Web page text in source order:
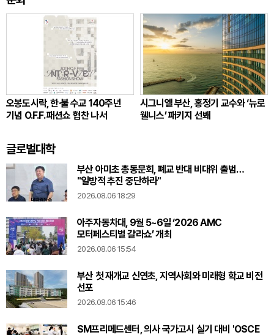
오봉도시락, 한·불 수교 140주년
기념 O.F.F. 패션쇼 협찬 나서
시그니엘 부산, 홍정기 교수와 ‘뉴로
웰니스’ 패키지 선봬
글로벌대학
부산 아미초 총동문회, 폐교 반대 비대위 출범…
"일방적 추진 중단하라"
2026.08.06 18:29
아주자동차대, 9월 5~6일 ‘2026 AMC
모터페스티벌 갈라쇼’ 개최
2026.08.06 15:54
부산 첫 재개교 신연초, 지역사회와 미래형 학교 비전
선포
2026.08.06 15:46
SM프리메드센터, 의사 국가고시 실기 대비 'OSCE